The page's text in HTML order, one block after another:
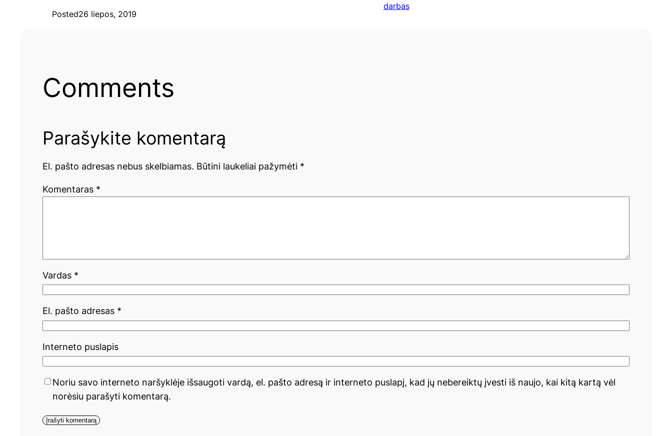
Posted26 liepos, 2019
darbas
Comments
Parašykite komentarą
El. pašto adresas nebus skelbiamas. Būtini laukeliai pažymėti *
Komentaras *
Vardas *
El. pašto adresas *
Interneto puslapis
Noriu savo interneto naršyklėje išsaugoti vardą, el. pašto adresą ir interneto puslapį, kad jų nebereiktų įvesti iš naujo, kai kitą kartą vėl
norėsiu parašyti komentarą.